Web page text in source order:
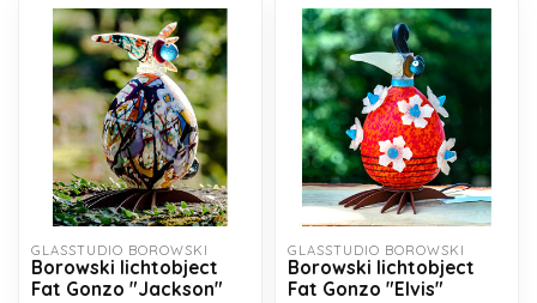
GLASSTUDIO BOROWSKI
Borowski lichtobject
Fat Gonzo "Jackson"
GLASSTUDIO BOROWSKI
Borowski lichtobject
Fat Gonzo "Elvis"